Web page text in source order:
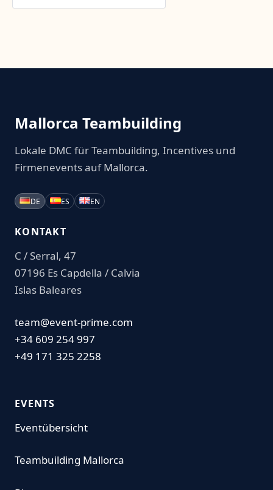
Mallorca Teambuilding
Lokale DMC für Teambuilding, Incentives und
Firmenevents auf Mallorca.
DE ES EN
KONTAKT
C / Serral, 47
07196 Es Capdella / Calvia
Islas Baleares
team@event-prime.com
+34 609 254 997
+49 171 325 2258
EVENTS
Eventübersicht
Teambuilding Mallorca